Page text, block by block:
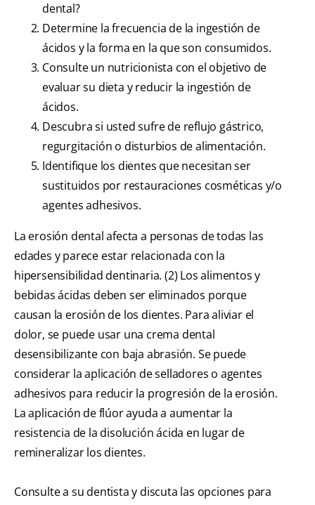
dental?
Determine la frecuencia de la ingestión de
ácidos y la forma en la que son consumidos.
Consulte un nutricionista con el objetivo de
evaluar su dieta y reducir la ingestión de
ácidos.
Descubra si usted sufre de reflujo gástrico,
regurgitación o disturbios de alimentación.
Identifique los dientes que necesitan ser
sustituidos por restauraciones cosméticas y/o
agentes adhesivos.
La erosión dental afecta a personas de todas las
edades y parece estar relacionada con la
hipersensibilidad dentinaria. (2) Los alimentos y
bebidas ácidas deben ser eliminados porque
causan la erosión de los dientes. Para aliviar el
dolor, se puede usar una crema dental
desensibilizante con baja abrasión. Se puede
considerar la aplicación de selladores o agentes
adhesivos para reducir la progresión de la erosión.
La aplicación de flúor ayuda a aumentar la
resistencia de la disolución ácida en lugar de
remineralizar los dientes.
Consulte a su dentista y discuta las opciones para